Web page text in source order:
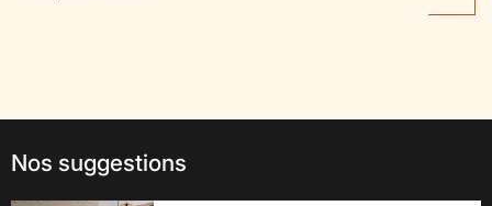
Nos suggestions